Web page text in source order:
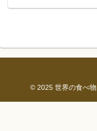
© 2025 世界の食べ